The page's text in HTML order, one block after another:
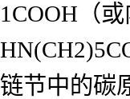
1COOH（
链节中的碳